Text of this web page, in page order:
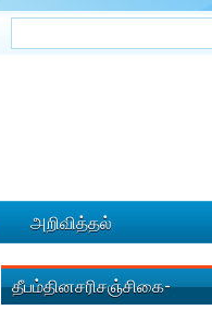
அறிவித்தல்
தீபம்தினசரிசஞ்சிகை-